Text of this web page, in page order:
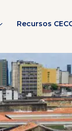
Recursos